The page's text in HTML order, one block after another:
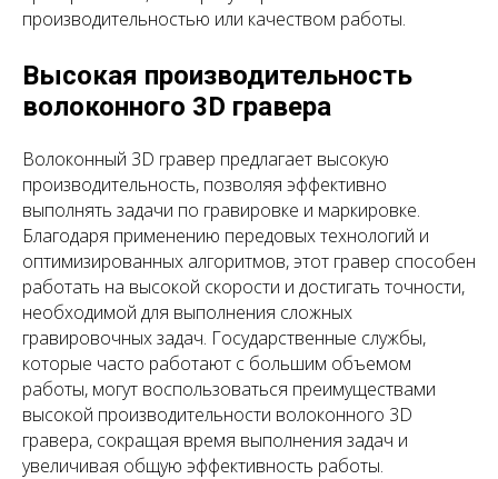
производительностью или качеством работы.
Высокая производительность
волоконного 3D гравера
Волоконный 3D гравер предлагает высокую
производительность, позволяя эффективно
выполнять задачи по гравировке и маркировке.
Благодаря применению передовых технологий и
оптимизированных алгоритмов, этот гравер способен
работать на высокой скорости и достигать точности,
необходимой для выполнения сложных
гравировочных задач. Государственные службы,
которые часто работают с большим объемом
работы, могут воспользоваться преимуществами
высокой производительности волоконного 3D
гравера, сокращая время выполнения задач и
увеличивая общую эффективность работы.